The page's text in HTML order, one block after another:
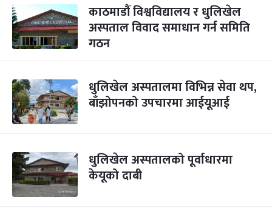
काठमाडौं विश्वविद्यालय र धुलिखेल
अस्पताल विवाद समाधान गर्न समिति
गठन
धुलिखेल अस्पतालमा विभिन्न सेवा थप,
बाँझोपनको उपचारमा आईयूआई
धुलिखेल अस्पतालको पूर्वाधारमा
केयूको दाबी